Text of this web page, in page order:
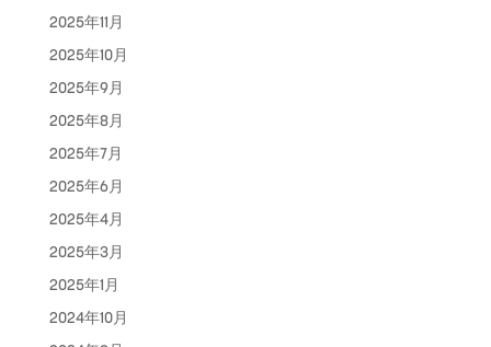
2025年11月
2025年10月
2025年9月
2025年8月
2025年7月
2025年6月
2025年4月
2025年3月
2025年1月
2024年10月